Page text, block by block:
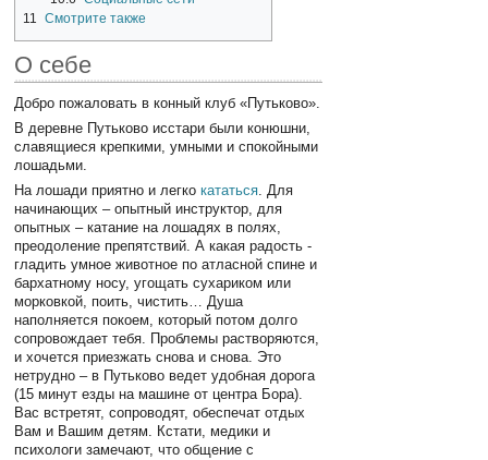
11
Смотрите также
О себе
Добро пожаловать в конный клуб «Путьково».
В деревне Путьково исстари были конюшни,
славящиеся крепкими, умными и спокойными
лошадьми.
На лошади приятно и легкокататься. Для
начинающих – опытный инструктор, для
опытных – катание на лошадях в полях,
преодоление препятствий. А какая радость -
гладить умное животное по атласной спине и
бархатному носу, угощать сухариком или
морковкой, поить, чистить… Душа
наполняется покоем, который потом долго
сопровождает тебя. Проблемы растворяются,
и хочется приезжать снова и снова. Это
нетрудно – в Путьково ведет удобная дорога
(15 минут езды на машине от центра Бора).
Вас встретят, сопроводят, обеспечат отдых
Вам и Вашим детям. Кстати, медики и
психологи замечают, что общение с